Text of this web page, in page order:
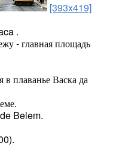
[393x419]
.
- главная площадь
в плаванье Васка да
Belem.